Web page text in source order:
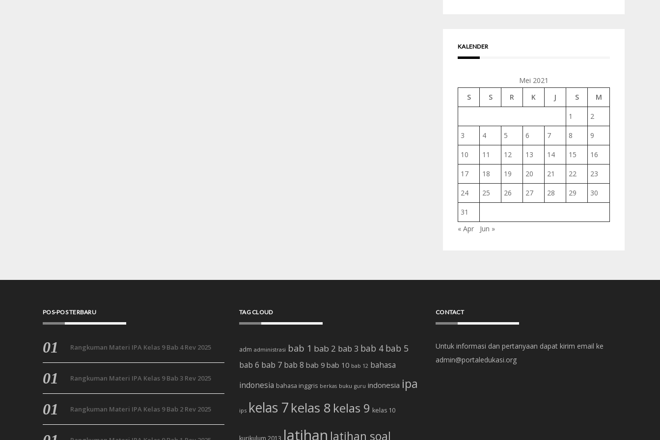
KALENDER
Mei 2021
S
S R K J S M
1 2
3 4 5 6 7 8 9
10 11 12 13 14 15 16
17 18 19 20 21 22 23
24 25 26 27 28 29 30
31
« Apr
Jun »
POS-POS TERBARU
Rangkuman Materi IPA Kelas 9 Bab 4 Rev 2025
Rangkuman Materi IPA Kelas 9 Bab 3 Rev 2025
Rangkuman Materi IPA Kelas 9 Bab 2 Rev 2025
TAG CLOUD
adm administrasi bab 1 bab 2 bab 3 bab 4 bab 5
bab 6 bab 7 bab 8 bab 9 bab 10 bab 12 bahasa
indonesia bahasa inggris berkas buku guru indonesia ipa
ips kelas 7kelas 8 kelas 9 kelas 10
kurikulum 2013 latihan latihan soal
CONTACT
Untuk informasi dan pertanyaan dapat kirim email ke
admin@portaledukasi.org